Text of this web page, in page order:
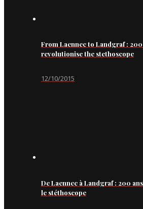
From Laennec to Landgraf :
revolutionise the stethoscope
12/10/2015
De Laennec à Landgraf : 200
le stéthoscope